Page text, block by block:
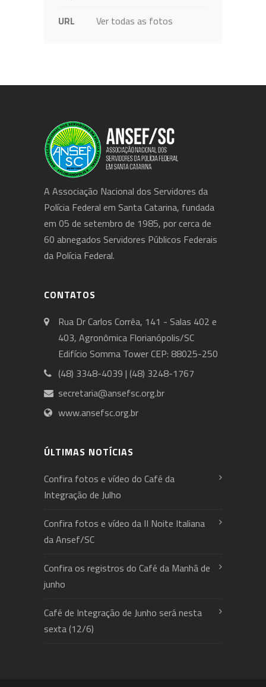
URL
Ver todas as fotos
A Associação Nacional dos Servidores da
Polícia Federal em Santa Catarina, fundada
em 05 de setembro de 1985, por cerca de
60 abnegados Servidores Públicos Federais
da Polícia Federal.
CONTATOS
Rua Dr Carlos Corrêa, 141 - Salas 402 e
403, Agronômica Florianópolis/SC
Edifício Somma Tower CEP: 88025-250
(48) 3348-4039 | (48) 3248-1767
secretaria@ansefsc.org.br
www.ansefsc.org.br
ÚLTIMAS NOTÍCIAS
Confira fotos e vídeo do Café da
Integração de Julho
Confira fotos e vídeo da II Noite Italiana
da Ansef/SC
Confira os registros do Café da Manhã de
junho
Café de Integração de Junho será nesta
sexta (12/6)